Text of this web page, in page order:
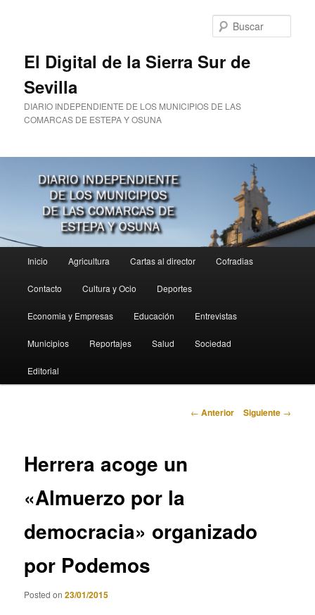
El Digital de la Sierra Sur de
Sevilla
DIARIO INDEPENDIENTE DE LOS MUNICIPIOS DE LAS
COMARCAS DE ESTEPA Y OSUNA
principal
Inicio Agricultura Cartas al director Cofradias
Contacto Cultura y Ocio Deportes
Economia y Empresas Educación Entrevistas
Municipios Reportajes Salud Sociedad
Editorial
Navegación
← Anterior Siguiente →
Herrera acoge un
«Almuerzo por la
democracia» organizado
por Podemos
Posted on23/01/2015